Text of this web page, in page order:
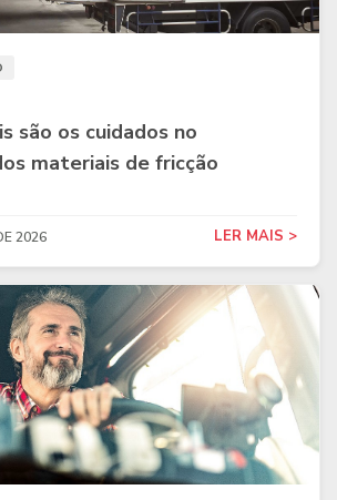
são os cuidados no
materiais de fricção
2026 LER MAIS >